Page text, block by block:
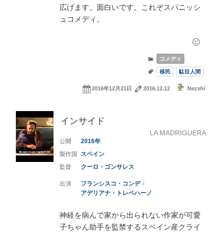
広げます。面白いです。これぞスパニッシ
ュコメディ。
コメディ
移民 駄目人間
2016年12月21日 2016.12.12 Nezshi
インサイド
LA MADRIGUERA
2016
スペイン
クーロ・ゴンサレス
フランシスコ・コンデ
アデリアナ・トレベハーノ
神経を病んで家から出られない作家が可愛
子ちゃん助手を監禁するスペイン産クライ